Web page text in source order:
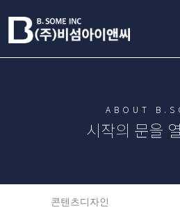
ABOUT
시작의 문을
콘텐츠디자인